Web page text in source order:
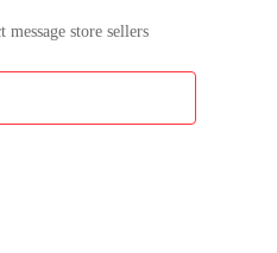
store sellers